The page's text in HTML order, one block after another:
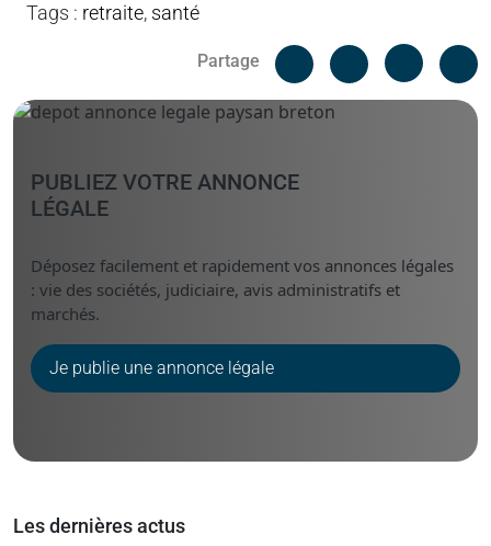
Tags : retraite, santé
Partage
Facebook
Linked
PUBLIEZ VOTRE ANNONCE
LÉGALE
Déposez facilement et rapidement vos annonces légales
: vie des sociétés, judiciaire, avis administratifs et
marchés.
Je publie une annonce légale
Les dernières actus